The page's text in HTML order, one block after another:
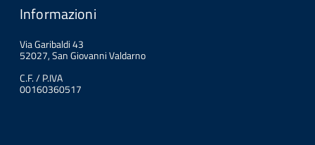
Informazioni
Via Garibaldi 43
52027, San Giovanni Valdarno
C.F. / P.IVA
00160360517